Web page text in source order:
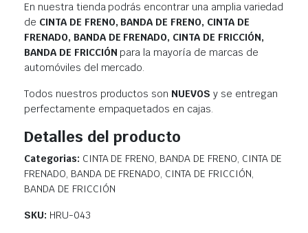
En nuestra tienda podrás encontrar una amplia variedad
de CINTA DE FRENO, BANDA DE FRENO, CINTA DE
FRENADO, BANDA DE FRENADO, CINTA DE FRICCIÓN,
BANDA DE FRICCIÓN para la mayoría de marcas de
automóviles del mercado.
Todos nuestros productos son NUEVOS y se entregan
perfectamente empaquetados en cajas.
Detalles del producto
Categorias: CINTA DE FRENO, BANDA DE FRENO, CINTA DE
FRENADO, BANDA DE FRENADO, CINTA DE FRICCIÓN,
BANDA DE FRICCIÓN
SKU: HRU-043